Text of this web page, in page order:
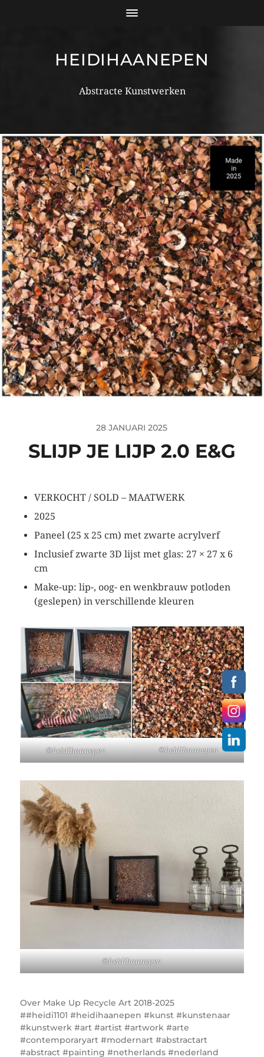
HEIDIHAANEPEN
Abstracte Kunstwerken
28 JANUARI 2025
SLIJP JE LIJP 2.0 E&G
VERKOCHT / SOLD – MAATWERK
2025
Paneel (25 x 25 cm) met zwarte acrylverf
Inclusief zwarte 3D lijst met glas: 27 × 27 x 6
cm
Make-up: lip-, oog- en wenkbrauw potloden
(geslepen) in verschillende kleuren
©heidihaanepen ©heidihaanepen
©heidihaanepen
Over Make Up Recycle Art 2018-2025
#heidi1101 #heidihaanepen #kunst #kunstenaar
#kunstwerk #art #artist #artwork #arte
#contemporaryart #modernart #abstractart
#abstract #painting #netherlands #nederland